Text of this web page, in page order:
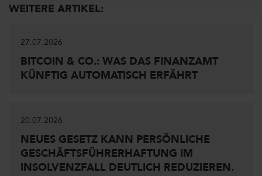
WEITERE ARTIKEL:
27.07.2026
BITCOIN & CO.: WAS DAS FINANZAMT
KÜNFTIG AUTOMATISCH ERFÄHRT
20.07.2026
NEUES GESETZ KANN PERSÖNLICHE
GESCHÄFTSFÜHRERHAFTUNG IM
INSOLVENZFALL DEUTLICH REDUZIEREN.